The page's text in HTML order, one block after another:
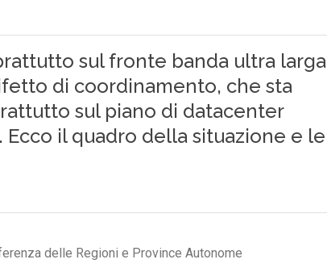
sul fronte banda ultra larga
di coordinamento, che sta
sul piano di datacenter
Ecco il quadro della situazione e le
delle Regioni e Province Autonome